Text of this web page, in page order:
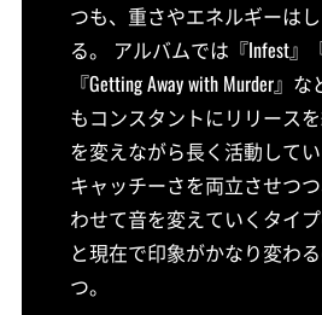
つも、重さやエネルギーは
る。 アルバムでは『Infest』『
『Getting Away with Murder』
もコンスタントにリリース
を変えながら長く活動して
キャッチーさを両立させつ
わせて音を変えていくタイ
と現在で印象がかなり変わ
つ。